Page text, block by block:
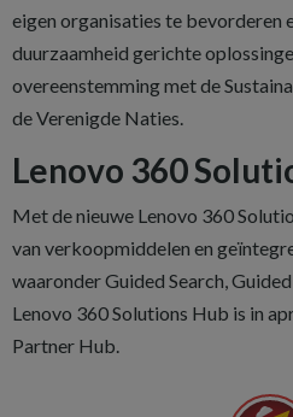
eigen organisaties te bevorderen
duurzaamheid gerichte
overeenstemming met de
de Verenigde Naties.
Lenovo 360
Met de nieuwe Lenovo 360
van verkoopmiddelen en
waaronder Guided Search,
Lenovo 360 Solutions Hub is in
Partner Hub.